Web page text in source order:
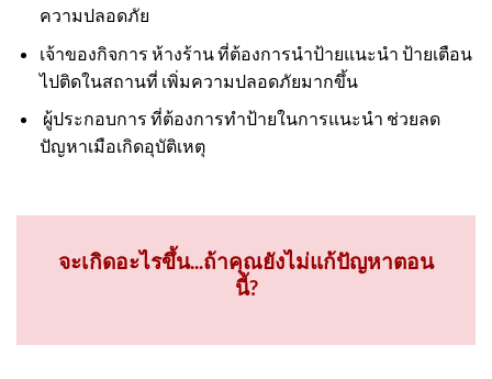
ความปลอดภัย
เจ้าของกิจการ ห้างร้าน ที่ต้องการนำป้ายแนะนำ ป้ายเตือน
ไปติดในสถานที่ เพิ่มความปลอดภัยมากขึ้น
ผู้ประกอบการ ที่ต้องการทำป้ายในการแนะนำ ช่วยลด
ปัญหาเมือเกิดอุบัติเหตุ
จะเกิดอะไรขึ้น...ถ้าคุณยังไม่แก้ปัญหาตอน
นี้?